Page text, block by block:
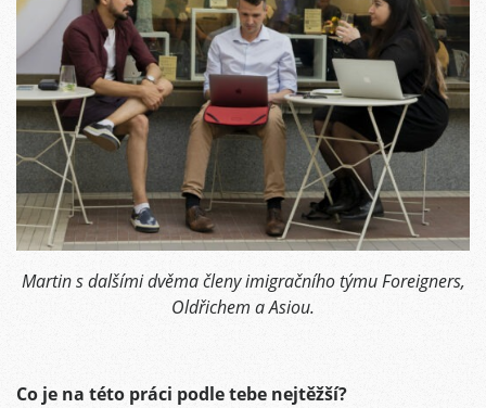
Martin s dalšími dvěma členy imigračního týmu Foreigners,
Oldřichem a Asiou.
Co je na této práci podle tebe nejtěžší?